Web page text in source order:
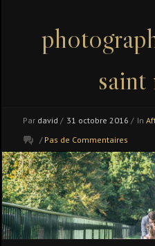
saint
Par david / 31 octobre 2016 / In
/ Pas de Commentaires